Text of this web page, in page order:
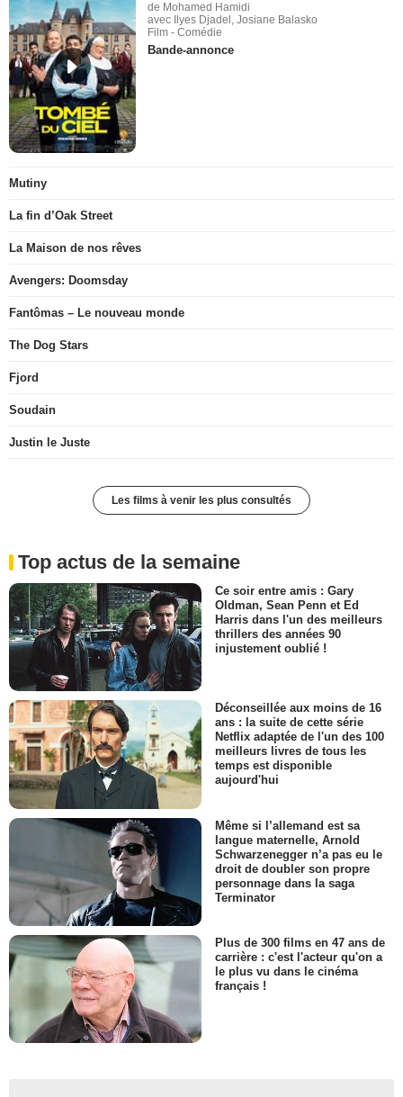
de Mohamed Hamidi
avec Ilyes Djadel, Josiane Balasko
Film - Comédie
Bande-annonce
Mutiny
La fin d’Oak Street
La Maison de nos rêves
Avengers: Doomsday
Fantômas – Le nouveau monde
The Dog Stars
Fjord
Soudain
Justin le Juste
Les films à venir les plus consultés
Top actus de la semaine
Ce soir entre amis : Gary
Oldman, Sean Penn et Ed
Harris dans l'un des meilleurs
thrillers des années 90
injustement oublié !
Déconseillée aux moins de 16
ans : la suite de cette série
Netflix adaptée de l'un des 100
meilleurs livres de tous les
temps est disponible
aujourd'hui
Même si l’allemand est sa
langue maternelle, Arnold
Schwarzenegger n’a pas eu le
droit de doubler son propre
personnage dans la saga
Terminator
Plus de 300 films en 47 ans de
carrière : c'est l'acteur qu'on a
le plus vu dans le cinéma
français !